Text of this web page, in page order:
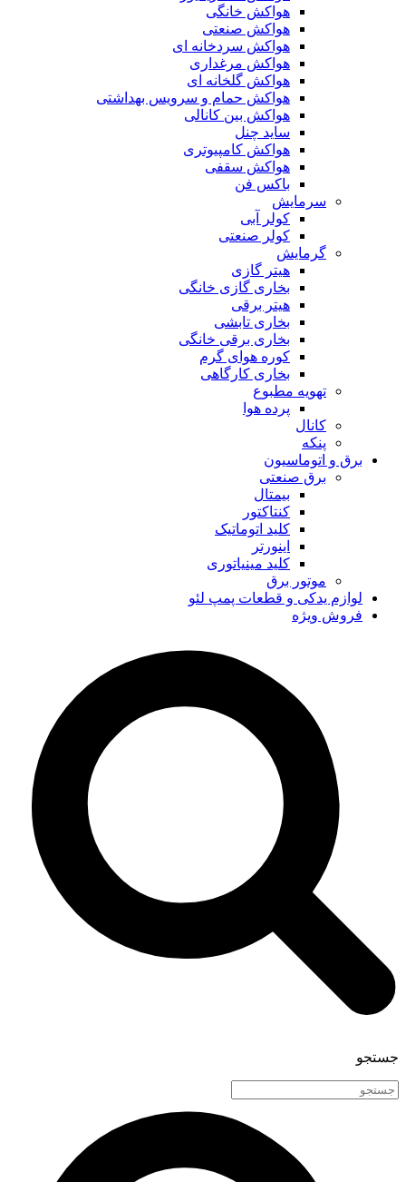
هواکش خانگی
هواکش صنعتی
هواکش سردخانه ای
هواکش مرغداری
هواکش گلخانه ای
هواکش حمام و سرویس بهداشتی
هواکش بین کانالی
ساید چنل
هواکش کامپیوتری
هواکش سقفی
باکس فن
سرمایش
کولر آبی
کولر صنعتی
گرمایش
هیتر گازی
بخاری گازی خانگی
هیتر برقی
بخاری تابشی
بخاری برقی خانگی
کوره هوای گرم
بخاری کارگاهی
تهویه مطبوع
پرده هوا
کانال
پنکه
برق و اتوماسیون
برق صنعتی
بیمتال
کنتاکتور
کلید اتوماتیک
اینورتر
کلید مینیاتوری
موتور برق
لوازم یدکی و قطعات پمپ لئو
فروش ویژه
جستجو